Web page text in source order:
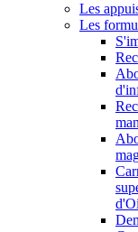
Les
Les